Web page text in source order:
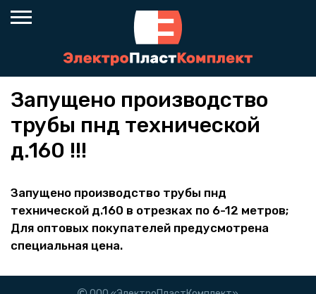
Запущено производство
трубы пнд технической
д.160 !!!
Запущено производство трубы пнд
технической д.160 в отрезках по 6-12 метров;
Для оптовых покупателей предусмотрена
специальная цена.